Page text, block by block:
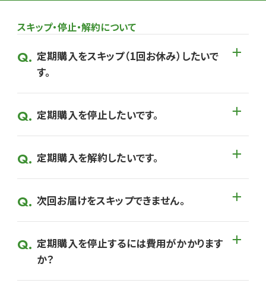
スキップ・停止・解約について
定期購入をスキップ（1回お休み）したいで
す。
定期購入を停止したいです。
定期購入を解約したいです。
次回お届けをスキップできません。
定期購入を停止するには費用がかかります
か？